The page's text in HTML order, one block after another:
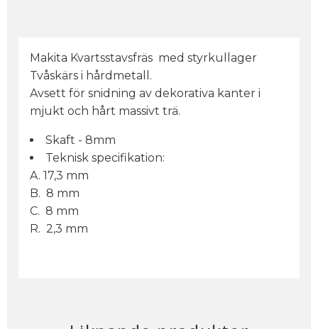
Makita Kvartsstavsfräs med styrkullager
Tvåskärs i hårdmetall.
Avsett för snidning av dekorativa kanter i
mjukt och hårt massivt trä.
Skaft - 8mm
Teknisk specifikation:
A. 17,3 mm
B. 8 mm
C. 8 mm
R. 2,3 mm